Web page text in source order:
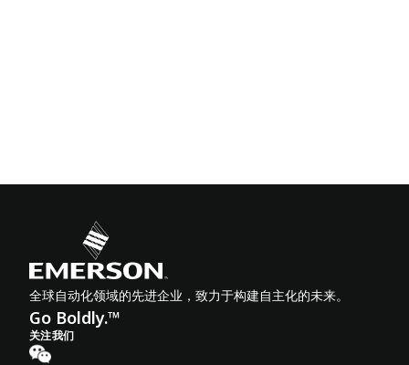
全球自动化领域的先进企业，致力于构建自主化的未来。
Go Boldly.™
关注我们